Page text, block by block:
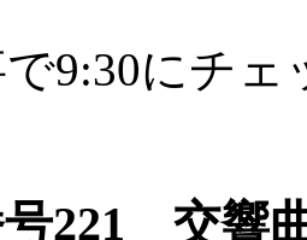
9:30にチ
221 交響